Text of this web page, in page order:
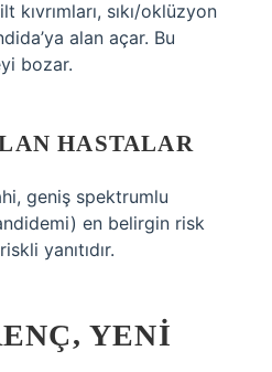
sıkı/oklüzyon
alan açar. Bu
bozar.
HASTALAR
geniş spektrumlu
en belirgin risk
yanıtıdır.
YENI